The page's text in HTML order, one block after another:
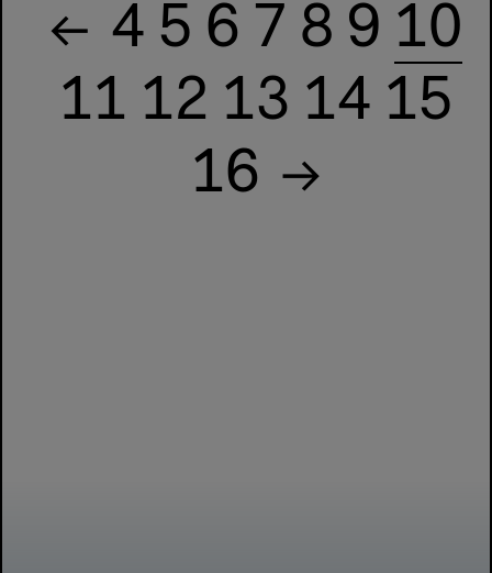
4 5 6 7 8 9 10
11 12 13 14 15
16